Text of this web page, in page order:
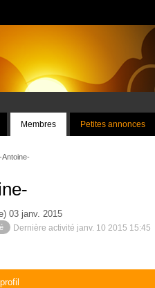
Membres Petites annonces
Antoine-
03 janv. 2015
Dernière activité janv. 10 2015 15:45